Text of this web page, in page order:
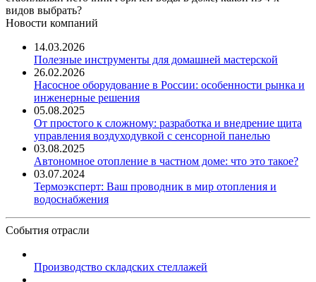
видов выбрать?
Новости компаний
14.03.2026
Полезные инструменты для домашней мастерской
26.02.2026
Насосное оборудование в России: особенности рынка и
инженерные решения
05.08.2025
От простого к сложному: разработка и внедрение щита
управления воздуходувкой с сенсорной панелью
03.08.2025
Автономное отопление в частном доме: что это такое?
03.07.2024
Термоэксперт: Ваш проводник в мир отопления и
водоснабжения
События отрасли
Производство складских стеллажей